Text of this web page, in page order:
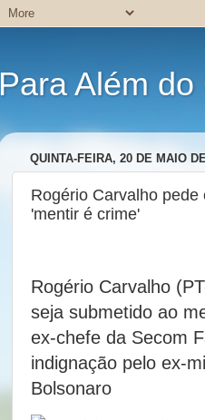
Para Além
QUINTA-FEIRA, 20 DE MAIO
Rogério Carvalho
'mentir é crime'
Rogério Carvalho
seja submetido ao
ex-chefe da Secom
indignação pelo ex-
Bolsonaro